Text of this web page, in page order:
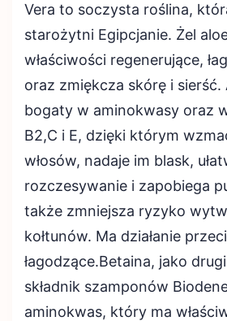
Vera to soczysta roślina,
starożytni Egipcjanie. Żel
właściwości regenerujące,
oraz zmiękcza skórę i sierść.
bogaty w aminokwasy oraz
B2,C i E, dzięki którym
włosów, nadaje im blask,
rozczesywanie i zapobiega
także zmniejsza ryzyko
kołtunów. Ma działanie
łagodzące.Betaina, jako
składnik szamponów
aminokwas, który ma